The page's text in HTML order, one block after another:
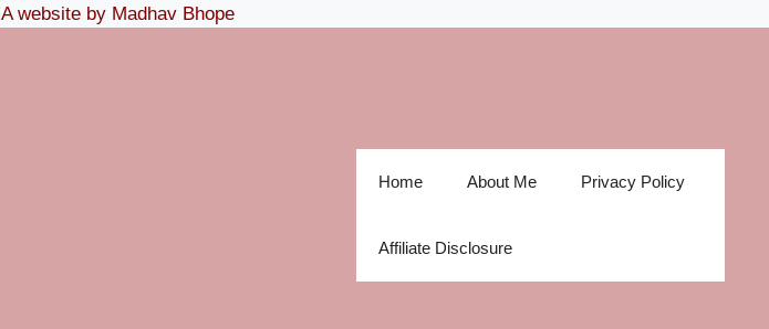
A website by Madhav Bhope
Home About Me Privacy Policy
Affiliate Disclosure